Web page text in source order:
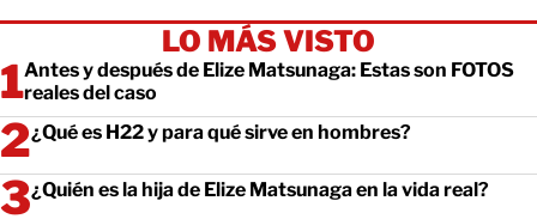
LO MÁS VISTO
Antes y después de Elize Matsunaga: Estas son FOTOS
reales del caso
¿Qué es H22 y para qué sirve en hombres?
¿Quién es la hija de Elize Matsunaga en la vida real?